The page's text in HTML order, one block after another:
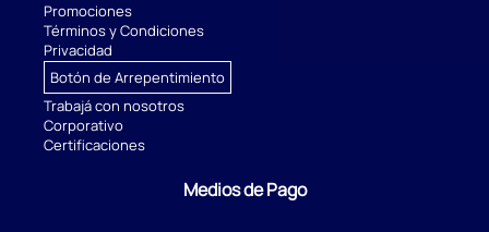
Promociones
Términos y Condiciones
Privacidad
Botón de Arrepentimiento
Trabajá con nosotros
Corporativo
Certificaciones
Medios de Pago